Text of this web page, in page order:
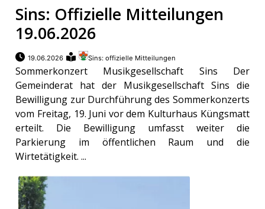
Sins: Offizielle Mitteilungen
19.06.2026
19.06.2026 Sins: offizielle Mitteilungen
Sommerkonzert Musikgesellschaft Sins Der
Gemeinderat hat der Musikgesellschaft Sins die
Bewilligung zur Durchführung des Sommerkonzerts
vom Freitag, 19. Juni vor dem Kulturhaus Küngsmatt
erteilt. Die Bewilligung umfasst weiter die
Parkierung im öffentlichen Raum und die
Wirtetätigkeit. ...